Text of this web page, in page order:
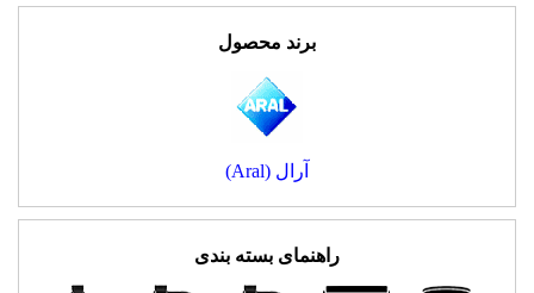
برند محصول
آرال (Aral)
راهنمای بسته بندی